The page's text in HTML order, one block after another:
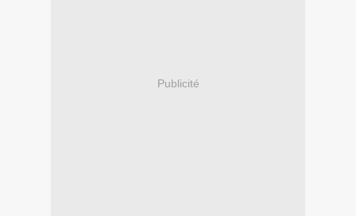
Publicité